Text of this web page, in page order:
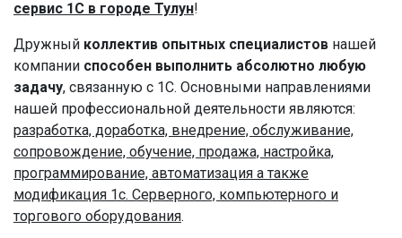
сервис 1С в городе Тулун!
Дружный коллектив опытных специалистов нашей
компании способен выполнить абсолютно любую
задачу, связанную с 1С. Основными направлениями
нашей профессиональной деятельности являются:
разработка, доработка, внедрение, обслуживание,
сопровождение, обучение, продажа, настройка,
программирование, автоматизация а также
модификация 1с. Серверного, компьютерного и
торгового оборудования.